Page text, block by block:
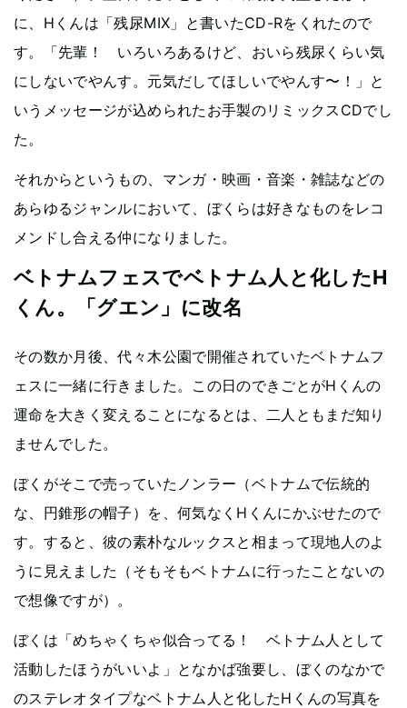
に、Hくんは「残尿MIX」と書いたCD-Rをくれたので
す。「先輩！ いろいろあるけど、おいら残尿くらい気
にしないでやんす。元気だしてほしいでやんす〜！」と
いうメッセージが込められたお手製のリミックスCDでし
た。
それからというもの、マンガ・映画・音楽・雑誌などの
あらゆるジャンルにおいて、ぼくらは好きなものをレコ
メンドし合える仲になりました。
ベトナムフェスでベトナム人と化したH
くん。「グエン」に改名
その数か月後、代々木公園で開催されていたベトナムフ
ェスに一緒に行きました。この日のできごとがHくんの
運命を大きく変えることになるとは、二人ともまだ知り
ませんでした。
ぼくがそこで売っていたノンラー（ベトナムで伝統的
な、円錐形の帽子）を、何気なくHくんにかぶせたので
す。すると、彼の素朴なルックスと相まって現地人のよ
うに見えました（そもそもベトナムに行ったことないの
で想像ですが）。
ぼくは「めちゃくちゃ似合ってる！ ベトナム人として
活動したほうがいいよ」となかば強要し、ぼくのなかで
のステレオタイプなベトナム人と化したHくんの写真を